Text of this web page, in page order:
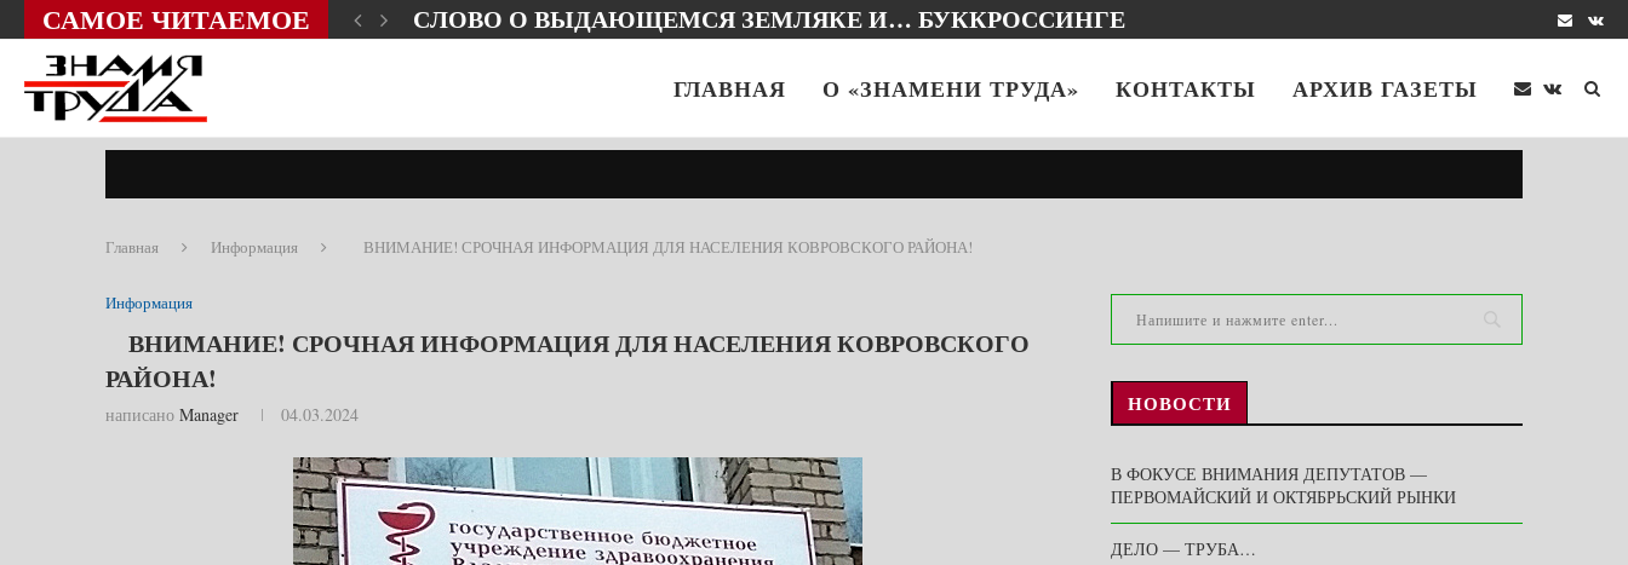
САМОЕ ЧИТАЕМОЕ СЛОВО О ВЫДАЮЩЕМСЯ ЗЕМЛЯКЕ И… БУККРОССИНГЕ
ГЛАВНАЯ О «ЗНАМЕНИ ТРУДА» КОНТАКТЫ АРХИВ ГАЗЕТЫ
Главная Информация ВНИМАНИЕ! СРОЧНАЯ ИНФОРМАЦИЯ ДЛЯ НАСЕЛЕНИЯ КОВРОВСКОГО РАЙОНА!
Информация
ВНИМАНИЕ! СРОЧНАЯ ИНФОРМАЦИЯ ДЛЯ НАСЕЛЕНИЯ КОВРОВСКОГО
РАЙОНА!
написано Manager 04.03.2024 НОВОСТИ
В ФОКУСЕ ВНИМАНИЯ ДЕПУТАТОВ —
ПЕРВОМАЙСКИЙ И ОКТЯБРЬСКИЙ РЫНКИ
ДЕЛО — ТРУБА…